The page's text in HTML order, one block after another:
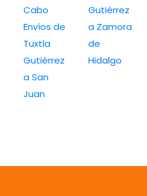
Cabo
Envíos de
Tuxtla
Gutiérrez
a San
Juan
Gutiérrez
a Zamora
de
Hidalgo